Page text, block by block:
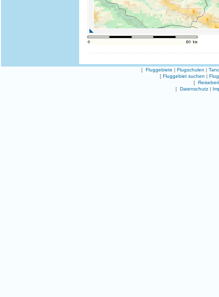
[ Fluggebiete | Flugschulen |
[ Fluggebiet suchen |
[
[ Datenschutz |